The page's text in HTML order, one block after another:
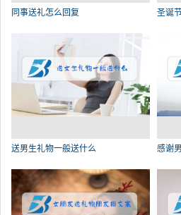
同事送礼怎么回复 圣诞
送男生礼物一般送什么 感谢